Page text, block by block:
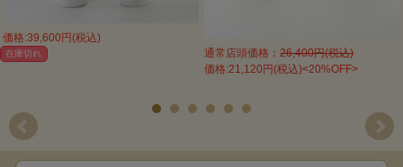
価格:39,600円(税込)
在庫切れ 通常店頭価格：26,400円(税込)
価格:21,120円(税込)<20%OFF>